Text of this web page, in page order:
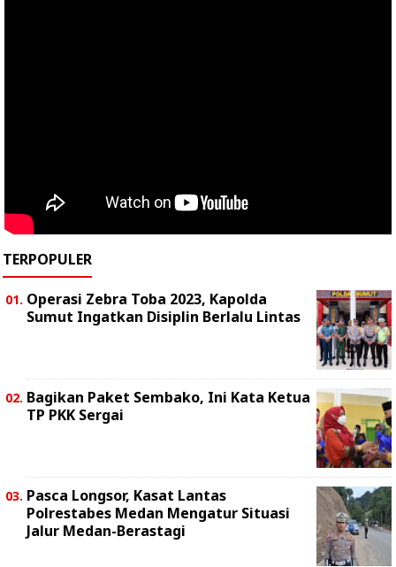
TERPOPULER
Operasi Zebra Toba 2023, Kapolda
Sumut Ingatkan Disiplin Berlalu Lintas
Bagikan Paket Sembako, Ini Kata Ketua
TP PKK Sergai
Pasca Longsor, Kasat Lantas
Polrestabes Medan Mengatur Situasi
Jalur Medan-Berastagi